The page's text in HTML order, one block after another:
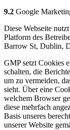
9.2 Google
Diese Webseite
Platform des
Barrow St, Dublin,
GMP setzt Cookies
schalten, die
um zu vermeiden,
sieht. Über eine
welchem Browser
diese mehrfach
Basis unseres
unserer Website